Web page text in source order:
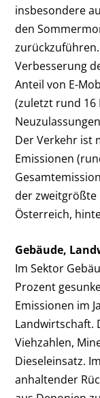
insbesondere
den
Verbesserung
Anteil von E-
(zuletzt rund 16
Der Verkehr ist
Emissionen
der zweitgrößte
Österreich,
Gebäude,
Im Sektor
Prozent
Emissionen im
Landwirtschaft.
Viehzahlen,
Dieseleinsatz.
anhaltender